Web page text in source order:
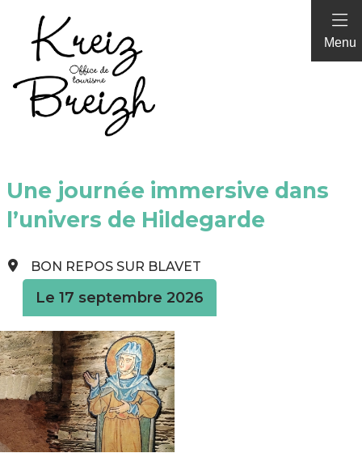
Panneau de gestion des cookies
Menu
Une journée immersive dans
l’univers de Hildegarde
BON REPOS SUR BLAVET
Le 17 septembre 2026